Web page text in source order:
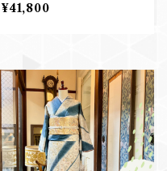
七五三 卒業式 入学式 結婚
¥41,800